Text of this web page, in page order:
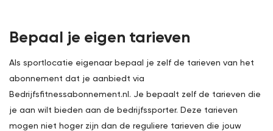
Bepaal je eigen tarieven
Als sportlocatie eigenaar bepaal je zelf de tarieven van het
abonnement dat je aanbiedt via
Bedrijfsfitnessabonnement.nl. Je bepaalt zelf de tarieven die
je aan wilt bieden aan de bedrijfssporter. Deze tarieven
mogen niet hoger zijn dan de reguliere tarieven die jouw